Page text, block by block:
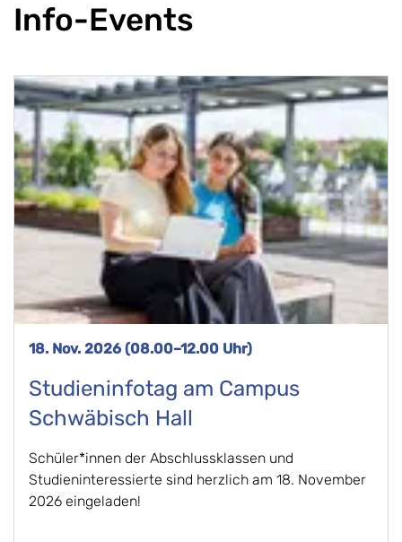
Info-Events
18. Nov. 2026 (08.00–12.00 Uhr)
Studieninfotag am Campus
Schwäbisch Hall
Schüler*innen der Abschlussklassen und
Studieninteressierte sind herzlich am 18. November
2026 eingeladen!